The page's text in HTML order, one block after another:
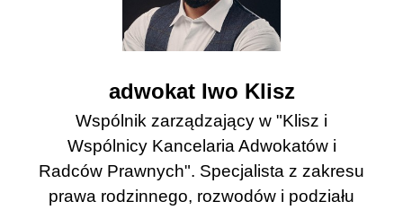
adwokat Iwo Klisz
Wspólnik zarządzający w "Klisz i
Wspólnicy Kancelaria Adwokatów i
Radców Prawnych". Specjalista z zakresu
prawa rodzinnego, rozwodów i podziału